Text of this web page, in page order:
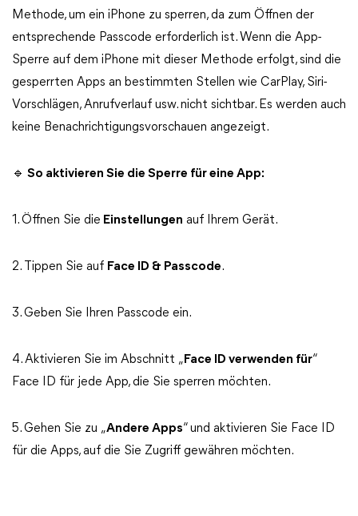
Methode, um ein iPhone zu sperren, da zum Öffnen der
entsprechende Passcode erforderlich ist. Wenn die App-
Sperre auf dem iPhone mit dieser Methode erfolgt, sind die
gesperrten Apps an bestimmten Stellen wie CarPlay, Siri-
Vorschlägen, Anrufverlauf usw. nicht sichtbar. Es werden auch
keine Benachrichtigungsvorschauen angezeigt.
🔹 So aktivieren Sie die Sperre für eine App:
1. Öffnen Sie die Einstellungen auf Ihrem Gerät.
2. Tippen Sie auf Face ID & Passcode.
3. Geben Sie Ihren Passcode ein.
4. Aktivieren Sie im Abschnitt „ Face ID verwenden für“
Face ID für jede App, die Sie sperren möchten.
5. Gehen Sie zu „Andere Apps“ und aktivieren Sie Face ID
für die Apps, auf die Sie Zugriff gewähren möchten.